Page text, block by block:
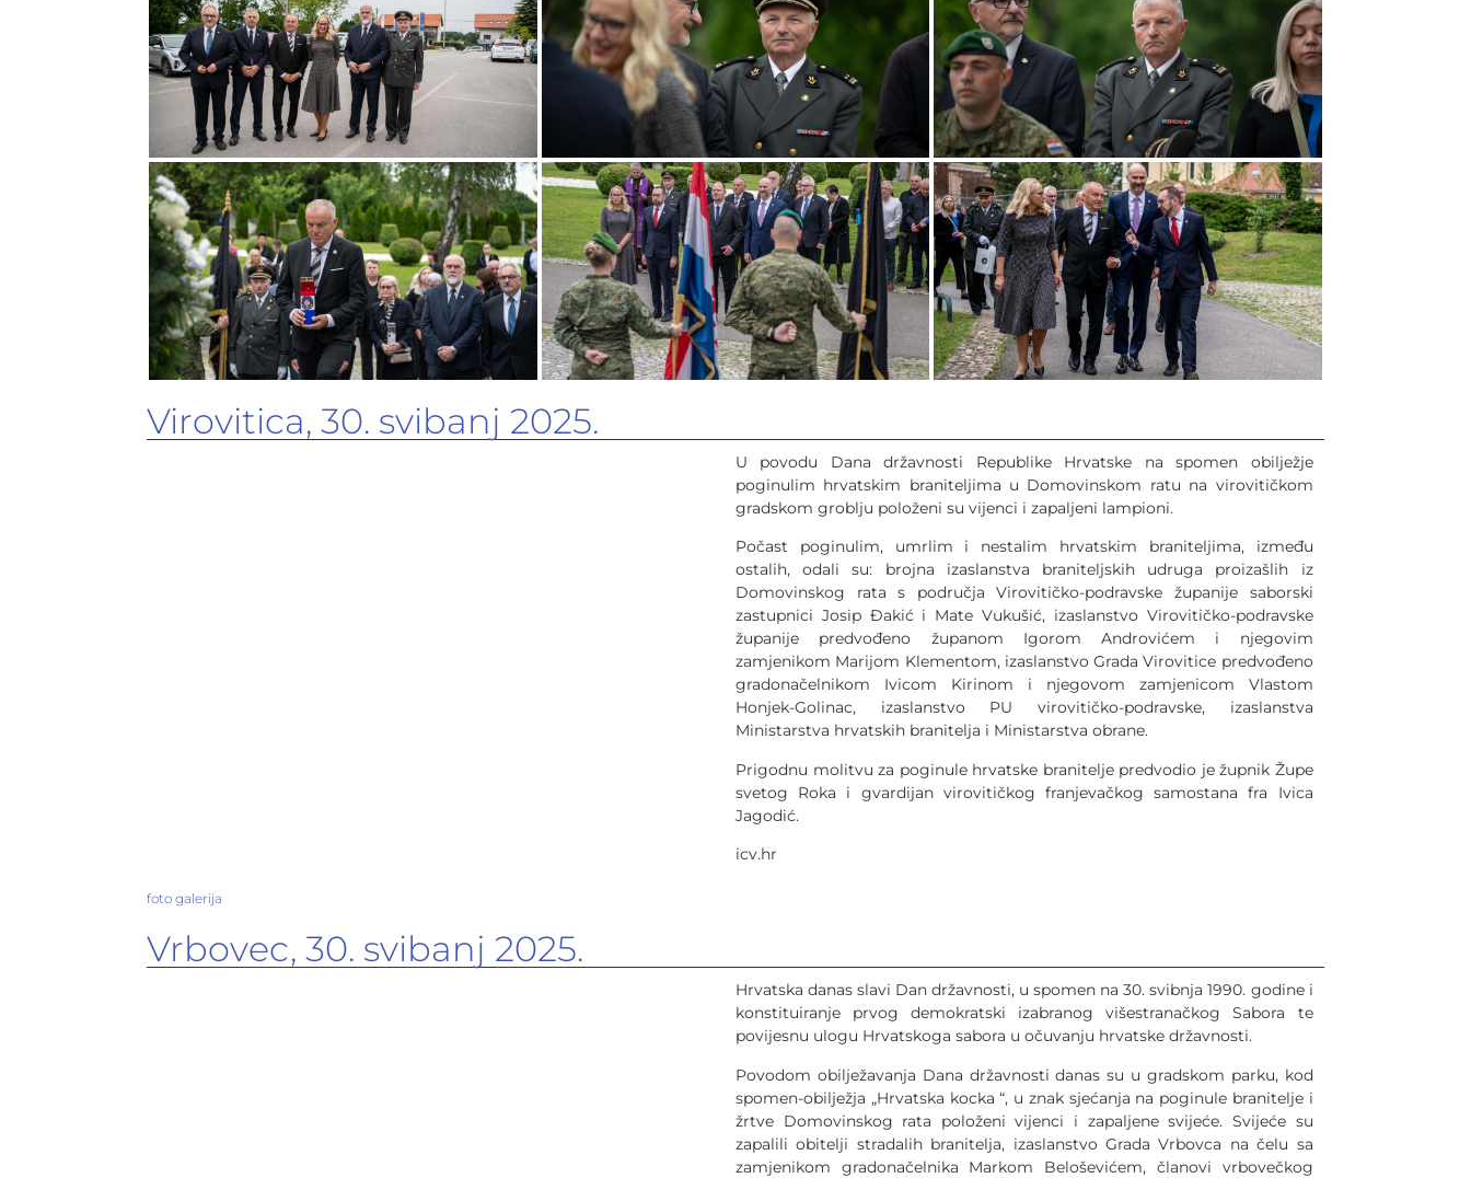
Virovitica, 30. svibanj 2025.
U povodu Dana državnosti Republike Hrvatske na spomen obilježje
poginulim hrvatskim braniteljima u Domovinskom ratu na virovitičkom
gradskom groblju položeni su vijenci i zapaljeni lampioni.
Počast poginulim, umrlim i nestalim hrvatskim braniteljima, između
ostalih, odali su: brojna izaslanstva braniteljskih udruga proizašlih iz
Domovinskog rata s područja Virovitičko-podravske županije saborski
zastupnici Josip Đakić i Mate Vukušić, izaslanstvo Virovitičko-podravske
županije predvođeno županom Igorom Androvićem i njegovim
zamjenikom Marijom Klementom, izaslanstvo Grada Virovitice predvođeno
gradonačelnikom Ivicom Kirinom i njegovom zamjenicom Vlastom
Honjek-Golinac, izaslanstvo PU virovitičko-podravske, izaslanstva
Ministarstva hrvatskih branitelja i Ministarstva obrane.
Prigodnu molitvu za poginule hrvatske branitelje predvodio je župnik Župe
svetog Roka i gvardijan virovitičkog franjevačkog samostana fra Ivica
Jagodić.
icv.hr
foto galerija
Vrbovec, 30. svibanj 2025.
Hrvatska danas slavi Dan državnosti, u spomen na 30. svibnja 1990. godine i
konstituiranje prvog demokratski izabranog višestranačkog Sabora te
povijesnu ulogu Hrvatskoga sabora u očuvanju hrvatske državnosti.
Povodom obilježavanja Dana državnosti danas su u gradskom parku, kod
spomen-obilježja „Hrvatska kocka “, u znak sjećanja na poginule branitelje i
žrtve Domovinskog rata položeni vijenci i zapaljene svijeće. Svijeće su
zapalili obitelji stradalih branitelja, izaslanstvo Grada Vrbovca na čelu sa
zamjenikom gradonačelnika Markom Beloševićem, članovi vrbovečkog